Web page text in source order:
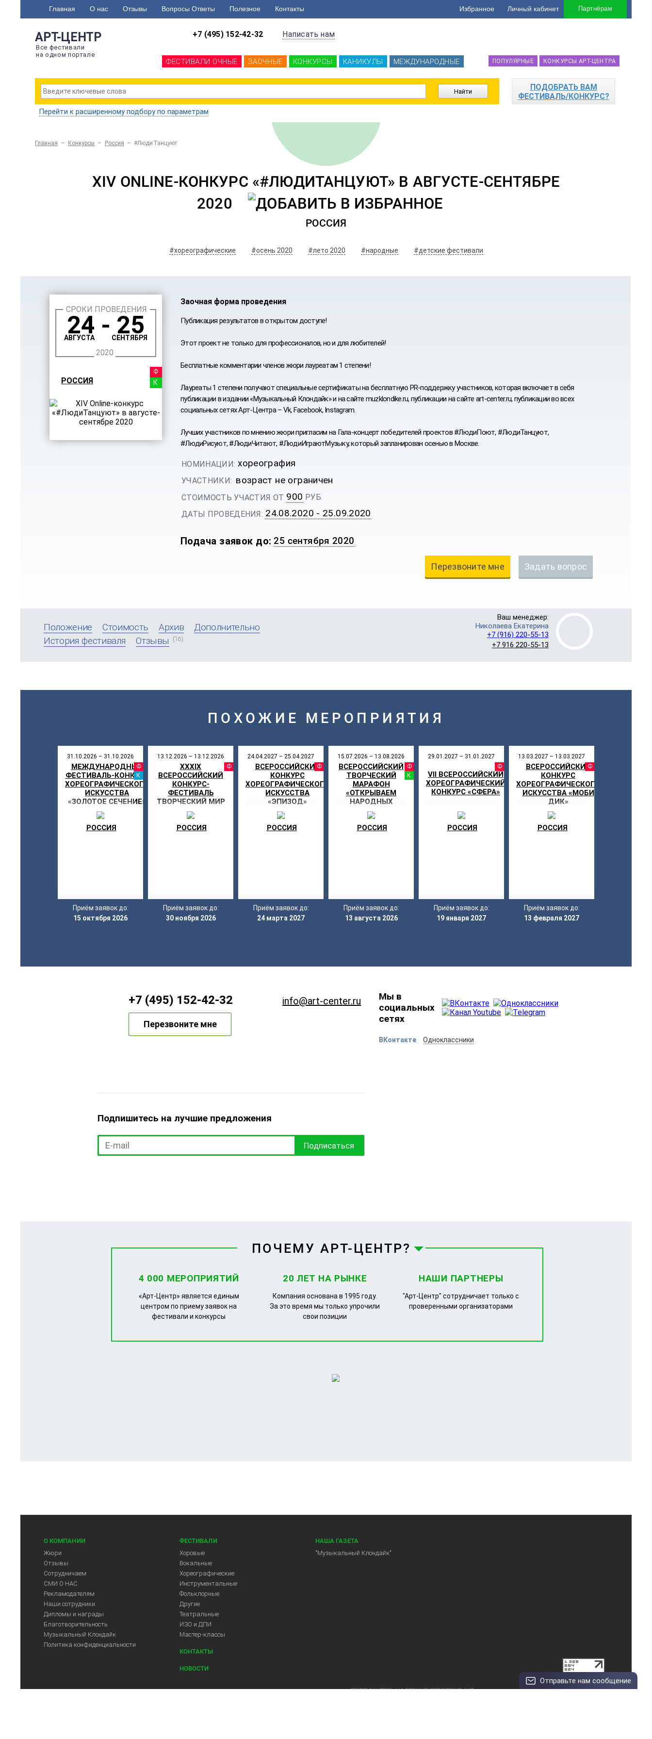
Главная О нас Отзывы Вопросы Ответы Полезное Контакты Партнёрам
Личный кабинет
Избранное
АРТ-ЦЕНТР
Все фестивали
на одном портале
+7 (495) 152-42-32 Написать нам
ФЕСТИВАЛИ ОЧНЫЕ ЗАОЧНЫЕ КОНКУРСЫ КАНИКУЛЫ МЕЖДУНАРОДНЫЕ КОНКУРСЫ АРТ-ЦЕНТРА
ПОПУЛЯРНЫЕ
ПОДОБРАТЬ ВАМ
ФЕСТИВАЛЬ/КОНКУРС?
Перейти к расширенному подбору по параметрам
Главная – Конкурсы – Россия –#ЛюдиТанцуют
XIV ONLINE-КОНКУРС «#ЛЮДИТАНЦУЮТ» В АВГУСТЕ-СЕНТЯБРЕ
2020
РОССИЯ
#хореографические #осень 2020 #лето 2020 #народные #детские фестивали
СРОКИ ПРОВЕДЕНИЯ
24 - 25
АВГУСТА СЕНТЯБРЯ
2020
ФЕСТИВАЛЬ
КОНКУРС
РОССИЯ
Заочная форма проведения
Публикация результатов в открытом доступе!
Этот проект не только для профессионалов, но и для любителей!
Бесплатные комментарии членов жюри лауреатам 1 степени!
Лауреаты 1 степени получают специальные сертификаты на бесплатную PR-поддержку участников, которая включает в себя
публикации в издании «Музыкальный Клондайк» и на сайте muzklondike.ru, публикации на сайте art-center.ru, публикации во всех
социальных сетях Арт-Центра – Vk, Facebook, Instagram.
Лучших участников по мнению жюри пригласим на Гала-концерт победителей проектов #ЛюдиПоют, #ЛюдиТанцуют,
#ЛюдиРисуют, #ЛюдиЧитают, #ЛюдиИграютМузыку, который запланирован осенью в Москве.
НОМИНАЦИИ: хореография
УЧАСТНИКИ: возраст не ограничен
СТОИМОСТЬ УЧАСТИЯ ОТ 900 РУБ.
ДАТЫ ПРОВЕДЕНИЯ: 24.08.2020 - 25.09.2020
Подача заявок до: 25 сентября 2020
Перезвоните мне Задать вопрос
Ваш менеджер:
Николаева Екатерина
+7 (916) 220-55-13
+7 916 220-55-13
Положение Стоимость Архив
Дополнительно
История фестиваля
Отзывы (16)
ПОХОЖИЕ МЕРОПРИЯТИЯ
31.10.2026 – 31.10.2026
ФЕСТИВАЛЬ
КАНИКУЛЫ
МЕЖДУНАРОДНЫЙ
ФЕСТИВАЛЬ-КОНКУРС
ХОРЕОГРАФИЧЕСКОГО
ИСКУССТВА
«ЗОЛОТОЕ СЕЧЕНИЕ»
РОССИЯ
Приём заявок до:
15 октября 2026
13.12.2026 – 13.12.2026
ФЕСТИВАЛЬ
XXXIX
ВСЕРОССИЙСКИЙ
КОНКУРС-
ФЕСТИВАЛЬ
ТВОРЧЕСКИЙ МИР
«НОВОГОДНЯЯ
СКАЗКА»
РОССИЯ
Приём заявок до:
30 ноября 2026
24.04.2027 – 25.04.2027
ФЕСТИВАЛЬ
ВСЕРОССИЙСКИЙ
КОНКУРС
ХОРЕОГРАФИЧЕСКОГО
ИСКУССТВА
«ЭПИЗОД»
РОССИЯ
Приём заявок до:
24 марта 2027
15.07.2026 – 13.08.2026
ФЕСТИВАЛЬ
КОНКУРС
ВСЕРОССИЙСКИЙ
ТВОРЧЕСКИЙ
МАРАФОН
«ОТКРЫВАЕМ
НАРОДНЫХ
АРТИСТОВ»
РОССИЯ
Приём заявок до:
13 августа 2026
29.01.2027 – 31.01.2027
ФЕСТИВАЛЬ
VII ВСЕРОССИЙСКИЙ
ХОРЕОГРАФИЧЕСКИЙ
КОНКУРС «СФЕРА»
РОССИЯ
Приём заявок до:
19 января 2027
13.03.2027 – 13.03.2027
ВСЕРОССИЙСКИЙ
КОНКУРС
ХОРЕОГРАФИЧЕСКОГО
ИСКУССТВА «МОБИ
ДИК»
РОССИЯ
Приём заявок до:
13 февраля 2027
+7 (495) 152-42-32
Перезвоните мне
info@art-center.ru
Подпишитесь на лучшие предложения
Подписаться
Мы в
социальных
сетях
ВКонтакте Одноклассники
ПОЧЕМУ АРТ-ЦЕНТР?
4 000 МЕРОПРИЯТИЙ
«Арт-Центр» является единым
центром по приему заявок на
фестивали и конкурсы
20 ЛЕТ НА РЫНКЕ
Компания основана в 1995 году.
За это время мы только упрочили
свои позиции
НАШИ ПАРТНЕРЫ
"Арт-Центр" сотрудничает только с
проверенными организаторами
О КОМПАНИИ
Жюри
Отзывы
Сотрудничаем
СМИ О НАС
Рекламодателям
Наши сотрудники
Дипломы и награды
Благотворительность
Музыкальный Клондайк
Политика конфиденциальности
ФЕСТИВАЛИ
Хоровые
Вокальные
Хореографические
Инструментальные
Фольклорные
Другие
Театральные
ИЗО и ДПИ
Мастер-классы
КОНТАКТЫ
НОВОСТИ
НАША ГАЗЕТА
"Музыкальный Клондайк"
© Арт-центр, 2003–2026
ПОДПИШИТЕСЬ НА СВЕЖИЕ ПРЕДЛОЖЕНИЯ
Отправьте нам сообщение